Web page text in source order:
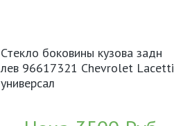
Стекло боковины кузова задн
лев 96617321 Chevrolet Lacetti
универсал